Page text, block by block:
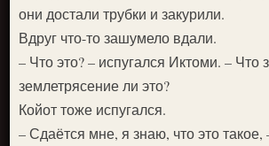
они достали трубки и закурили.
Вдруг что-то зашумело вдали.
– Что это? – испугался Иктоми. – Что
землетрясение ли это?
Койот тоже испугался.
– Сдаётся мне, я знаю, что это